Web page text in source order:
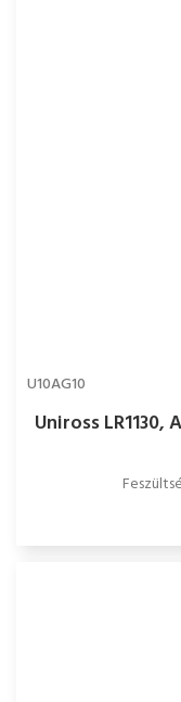
U10AG10
Uniross LR1130,